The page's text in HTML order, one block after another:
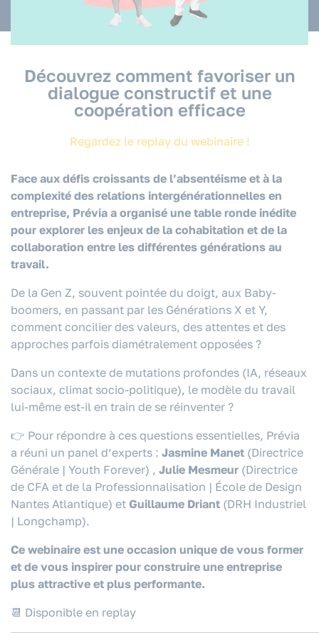
Découvrez comment favoriser un
dialogue constructif et une
coopération efficace
Regardez le replay du webinaire !
Face aux défis croissants de l’absentéisme et à la
complexité des relations intergénérationnelles en
entreprise, Prévia a organisé une table ronde inédite
pour explorer les enjeux de la cohabitation et de la
collaboration entre les différentes générations au
travail.
De la Gen Z, souvent pointée du doigt, aux Baby-
boomers, en passant par les Générations X et Y,
comment concilier des valeurs, des attentes et des
approches parfois diamétralement opposées ?
Dans un contexte de mutations profondes (IA, réseaux
sociaux, climat socio-politique), le modèle du travail
lui-même est-il en train de se réinventer ?
👉 Pour répondre à ces questions essentielles, Prévia
a réuni un panel d’experts : Jasmine Manet (Directrice
Générale | Youth Forever) , Julie Mesmeur (Directrice
de CFA et de la Professionnalisation | École de Design
Nantes Atlantique) et Guillaume Driant (DRH Industriel
| Longchamp).
Ce webinaire est une occasion unique de vous former
et de vous inspirer pour construire une entreprise
plus attractive et plus performante.
📆 Disponible en replay